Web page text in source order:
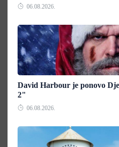
06.08.2026.
David Harbour je ponovo
2"
06.08.2026.